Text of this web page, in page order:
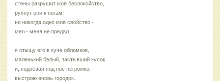
стены разрушит моё беспокойство,
рухнут они к ногам!
но никогда одно моё свойство -
мел - меня не предал.
я отыщу его в куче обломков,
маленький белый, застывший кусок.
и, подпевая под нос негромко,
выстрою вновь городок.